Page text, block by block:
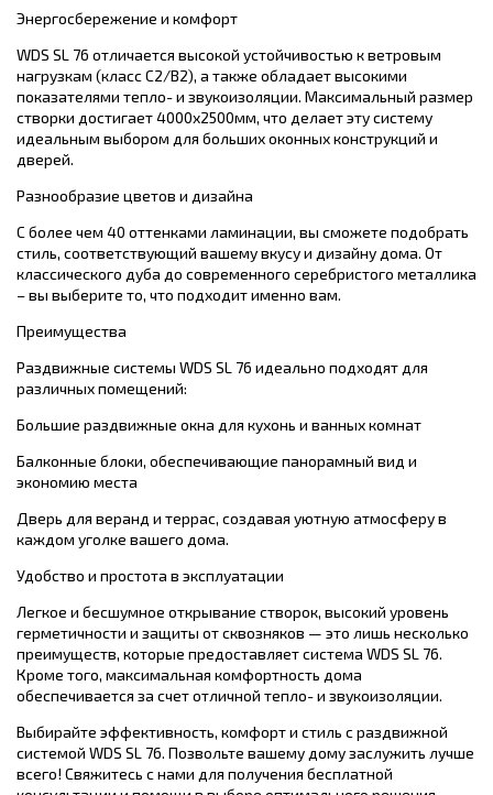
Энергосбережение и комфорт
WDS SL 76 отличается высокой устойчивостью к ветровым
нагрузкам (класс С2/В2), а также обладает высокими
показателями тепло- и звукоизоляции. Максимальный размер
створки достигает 4000х2500мм, что делает эту систему
идеальным выбором для больших оконных конструкций и
дверей.
Разнообразие цветов и дизайна
С более чем 40 оттенками ламинации, вы сможете подобрать
стиль, соответствующий вашему вкусу и дизайну дома. От
классического дуба до современного серебристого металлика
– вы выберите то, что подходит именно вам.
Преимущества
Раздвижные системы WDS SL 76 идеально подходят для
различных помещений:
Большие раздвижные окна для кухонь и ванных комнат
Балконные блоки, обеспечивающие панорамный вид и
экономию места
Дверь для веранд и террас, создавая уютную атмосферу в
каждом уголке вашего дома.
Удобство и простота в эксплуатации
Легкое и бесшумное открывание створок, высокий уровень
герметичности и защиты от сквозняков — это лишь несколько
преимуществ, которые предоставляет система WDS SL 76.
Кроме того, максимальная комфортность дома
обеспечивается за счет отличной тепло- и звукоизоляции.
Выбирайте эффективность, комфорт и стиль с раздвижной
системой WDS SL 76. Позвольте вашему дому заслужить лучше
всего! Свяжитесь с нами для получения бесплатной